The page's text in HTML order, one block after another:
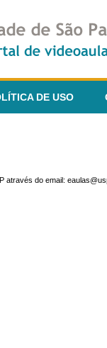
DE USO
através do email: